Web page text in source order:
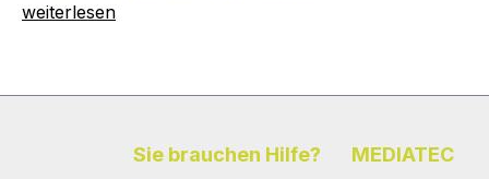
weiterlesen
Sie brauchen Hilfe? MEDIATEC